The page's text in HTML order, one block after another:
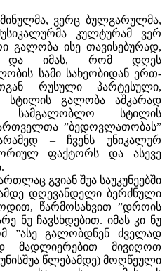
ვერც ბულგარულმა,
კულტურამ ვერ
გალობა ისე თავისებურად,
და იმას, რომ დღეს
სამი სახეობიდან ერთ-
რუსული პარტესული,
სტილის გალობა აშკარად
სამგალობლო სტილის
”ბედოვლათობას”
– ჩვენს უნიკალურ
ფაქტორს და ასევე
გვიან შუა საუკუნეებში
დღევანდელი ბერძნული
წარმოსახვით ”დროის
ნუ ჩავსხდებით. იმას კი ნუ
”ასე გალობდნენ ძველად
მადლიერებით მივიღოთ
წლებამდე) მოღწეული